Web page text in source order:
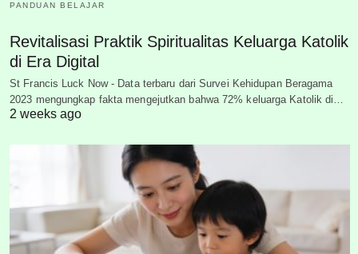
PANDUAN BELAJAR
Revitalisasi Praktik Spiritualitas Keluarga Katolik
di Era Digital
St Francis Luck Now - Data terbaru dari Survei Kehidupan Beragama
2023 mengungkap fakta mengejutkan bahwa 72% keluarga Katolik di…
2 weeks ago